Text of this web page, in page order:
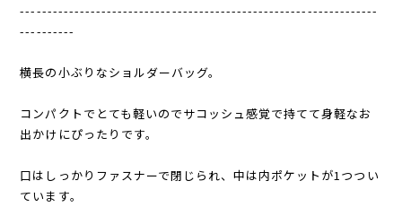
------------------------------------------------------------------
----------
横長の小ぶりなショルダーバッグ。
コンパクトでとても軽いのでサコッシュ感覚で持てて身軽なお
出かけにぴったりです。
口はしっかりファスナーで閉じられ、中は内ポケットが1つつい
ています。